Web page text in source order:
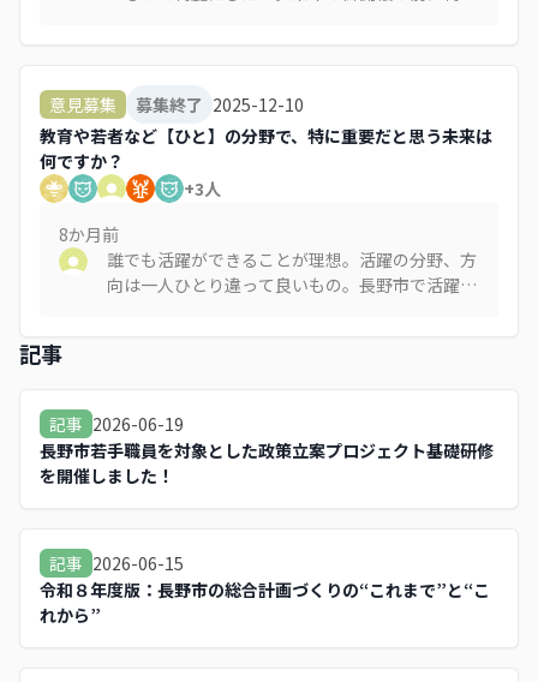
車場が直接見えないようにしたい。 長野市も表
参道にはデザインコードを設けて私有地だとして
も一定の指導をしてほしい（デザインコードに沿
った建物には補助金を出す） 3.インバウンド客
に向けて長野駅前の路地の魅力を発信したい。ま
意見募集 募集終了 2025-12-10
教育や若者など【ひと】の分野で、特に重要だと思う未来は
何ですか？
+3人
8か月前
誰でも活躍ができることが理想。活躍の分野、方
向は一人ひとり違って良いもの。長野市で活躍し
記事
記事 2026-06-19
長野市若手職員を対象とした政策立案プロジェクト基礎研修
を開催しました！
記事 2026-06-15
令和８年度版：長野市の総合計画づくりの“これまで”と“こ
れから”